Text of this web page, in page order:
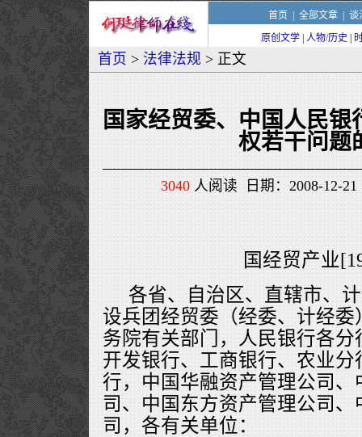
首页 全部文章| 谈
原创文学 人物/历史
首页 > 法律法规 > 正文
国家经贸委、中国人民
权若干问题
3040人阅读 日期：2008-12-21
国经贸产业
各省、自治区、直辖市、
设兵团经贸委（经委、计经
务院有关部门，人民银行各
开发银行、工商银行、农业
行，中国华融资产管理公司
司、中国东方资产管理公司
司，各有关单位：